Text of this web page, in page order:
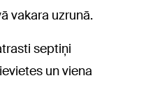
vakara uzrunā.
septiņi
un viena